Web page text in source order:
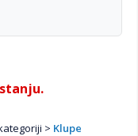
> Klupe